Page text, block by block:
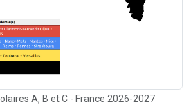
A, B et C - France 2026-2027